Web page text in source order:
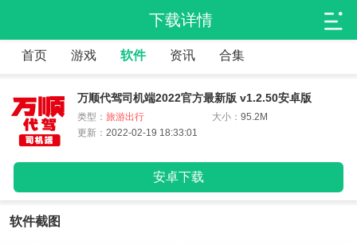
下载详情
首页 游戏 软件 资讯 合集
万顺代驾司机端2022官方最新版 v1.2.50安卓版
类型： 旅游出行 大小：95.2M
更新： 2022-02-19 18:33:01
安卓下载
软件截图